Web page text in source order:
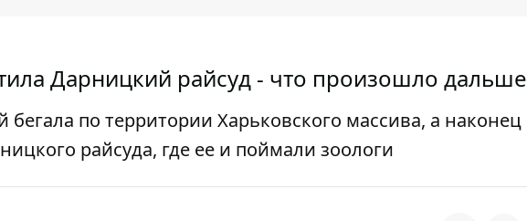
Дарницкий райсуд - что произошло дальше
бегала по территории Харьковского массива, а наконец
райсуда, где ее и поймали зоологи